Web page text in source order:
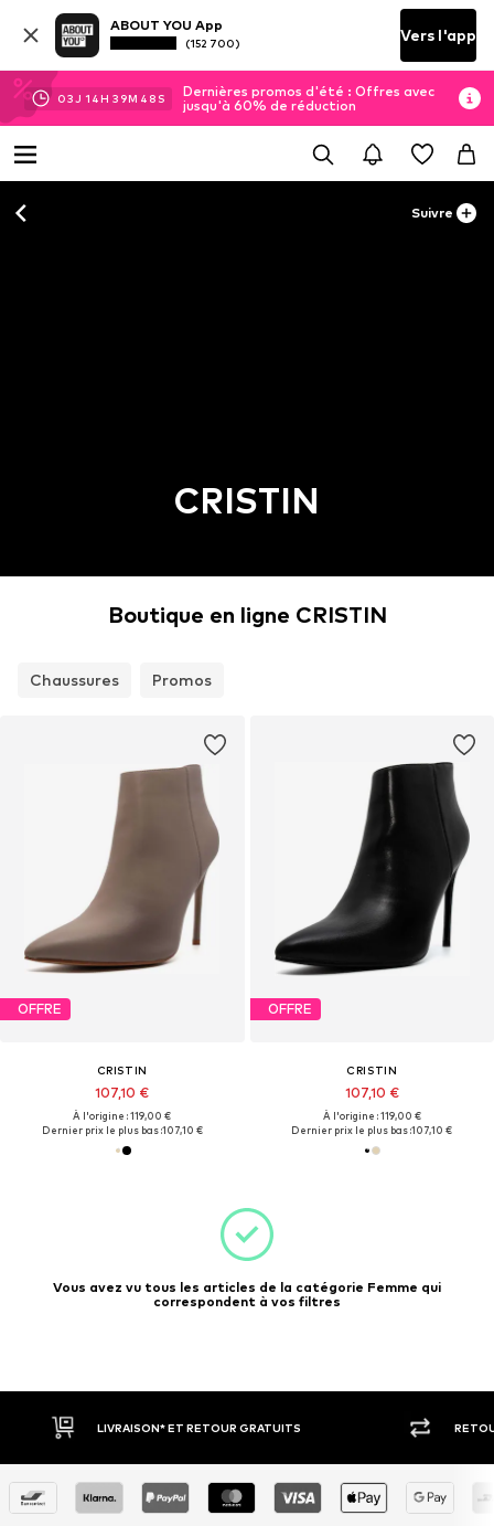
ABOUT YOU App
(152 700) Vers l'app
03J 14H 39M 48 S
Dernières promos d'été : Offres avec
jusqu'à 60% de réduction
Suivre
CRISTIN
Boutique en ligne CRISTIN
Chaussures Promos
OFFRE
CRISTIN
107,10 €
À l'origine : 119,00 €
Dernier prix le plus bas :107,10 €
OFFRE
CRISTIN
107,10 €
À l'origine : 119,00 €
Dernier prix le plus bas :107,10 €
Vous avez vu tous les articles de la catégorie Femme qui
correspondent à vos filtres
LIVRAISON* ET RETOUR GRATUITS